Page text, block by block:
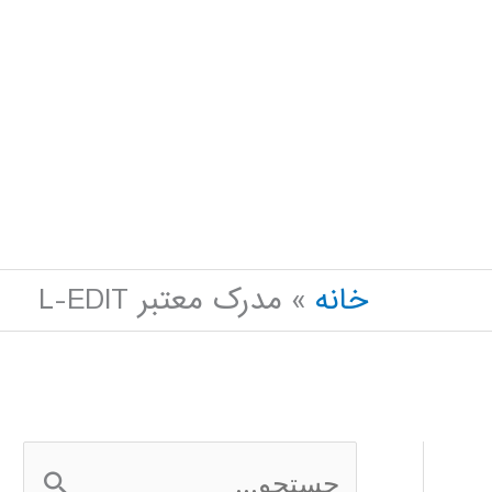
خانه
مدرک معتبر L-EDIT